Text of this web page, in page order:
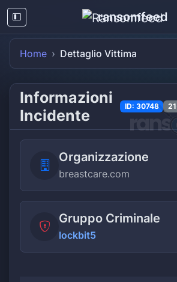
ransomfeed
Home Dettaglio Vittima
Informazioni
Incidente
ID: 30748
Organizzazione
breastcare.com
Gruppo Criminale
lockbit5